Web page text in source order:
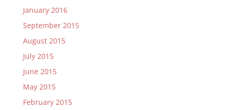
January 2016
September 2015
August 2015
July 2015
June 2015
May 2015
February 2015